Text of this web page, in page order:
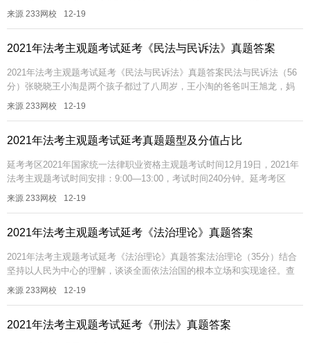
符合。比例原则，是指在是否采取刑事诉讼强制措施...
来源 233网校 12-19
2021年法考主观题考试延考《民法与民诉法》真题答案
2021年法考主观题考试延考《民法与民诉法》真题答案民法与民诉法（56
分）张晓晓王小淘是两个孩子都过了八周岁，王小淘的爸爸叫王旭龙，妈
妈叫张小悦。张晓晓爸爸叫张大民，妈妈叫李小丽。李小丽贩毒在看守
来源 233网校 12-19
2021年法考主观题考试延考真题题型及分值占比
延考考区2021年国家统一法律职业资格主观题考试时间12月19日，2021年
法考主观题考试时间安排：9:00—13:00，考试时间240分钟。延考考区
2021年法考主观题考试回忆版真题答案已经更新，扫...
来源 233网校 12-19
2021年法考主观题考试延考《法治理论》真题答案
2021年法考主观题考试延考《法治理论》真题答案法治理论（35分）结合
坚持以人民为中心的理解，谈谈全面依法治国的根本立场和实现途径。查
看答案参考解析：人民是依法治国的主体和力量源泉，只有坚持人民主体
来源 233网校 12-19
2021年法考主观题考试延考《刑法》真题答案